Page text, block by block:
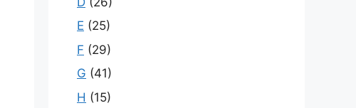
E (25)
F (29)
G (41)
H (15)